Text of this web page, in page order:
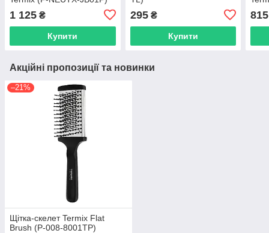
1 125 ₴
Купити
295₴
Купити
815
Акційні пропозиції та новинки
–21%
Щітка-скелет Termix Flat
Brush (P-008-8001TP)